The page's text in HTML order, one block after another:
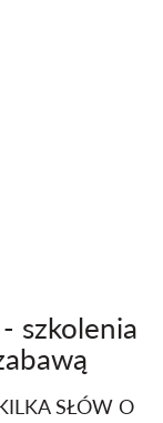
szkolenia
SŁÓW O